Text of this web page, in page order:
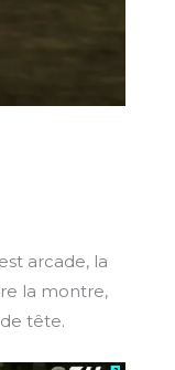
arcade, la
la montre,
tête.